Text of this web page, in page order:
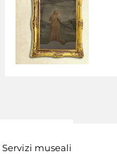
Servizi museali